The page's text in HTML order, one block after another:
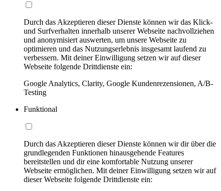
Durch das Akzeptieren dieser Dienste können wir das Klick-
und Surfverhalten innerhalb unserer Webseite nachvollziehen
und anonymisiert auswerten, um unsere Webseite zu
optimieren und das Nutzungserlebnis insgesamt laufend zu
verbessern. Mit deiner Einwilligung setzen wir auf dieser
Webseite folgende Drittdienste ein:
Google Analytics, Clarity, Google Kundenrezensionen, A/B-
Testing
Funktional
Durch das Akzeptieren dieser Dienste können wir dir über die
grundlegenden Funktionen hinausgehende Features
bereitstellen und dir eine komfortable Nutzung unserer
Webseite ermöglichen. Mit deiner Einwilligung setzen wir auf
dieser Webseite folgende Drittdienste ein: